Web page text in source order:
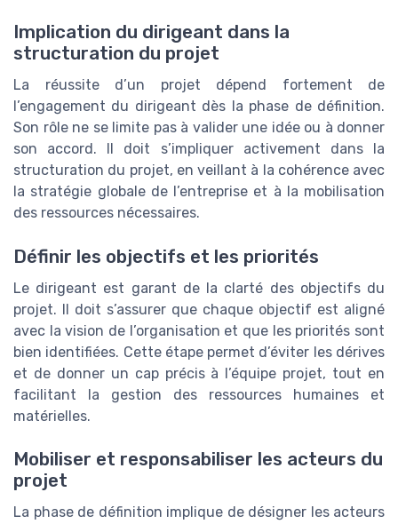
Implication du dirigeant dans la
structuration du projet
La réussite d’un projet dépend fortement de
l’engagement du dirigeant dès la phase de définition.
Son rôle ne se limite pas à valider une idée ou à donner
son accord. Il doit s’impliquer activement dans la
structuration du projet, en veillant à la cohérence avec
la stratégie globale de l’entreprise et à la mobilisation
des ressources nécessaires.
Définir les objectifs et les priorités
Le dirigeant est garant de la clarté des objectifs du
projet. Il doit s’assurer que chaque objectif est aligné
avec la vision de l’organisation et que les priorités sont
bien identifiées. Cette étape permet d’éviter les dérives
et de donner un cap précis à l’équipe projet, tout en
facilitant la gestion des ressources humaines et
matérielles.
Mobiliser et responsabiliser les acteurs du
projet
La phase de définition implique de désigner les acteurs